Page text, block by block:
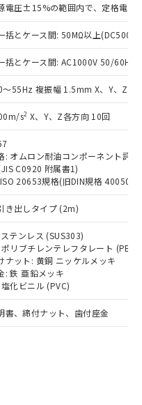
電圧±15%の範囲内で、定格電
括とケース間: 50MΩ以上(DC500V
括とケース間: AC1000V 50/60Hz
～55Hz 複振幅 1.5mm X、Y、Z各
s2 X、Y、Z各方向 10回
: オムロン耐油コンポーネント評
C0920 附属書1)
20653規格(旧DIN規格 40050
き出しタイプ (2m)
テンレス (SUS303)
リブチレンテレフタレート (PBT)
ナット: 黄銅 ニッケルメッキ
: 鉄 亜鉛メッキ
化ビニル (PVC)
書、締付ナット、歯付座金
い。
価格照会結果は、
時点での社内デー
るものであり、閲
際の在庫および標
び標準価格はお客
お客様担当のオ
・当社販売員に
店や当社販売拠
ーク
」をご確認
格結果を当社の
します。
品リスト作成サー
くには、I-Web
れている必要が
イト上で当社にご
について、当社
ます。
1000ppm以下、 カド
、ポリ臭化ビフェニル
ジフェニルエーテル類
、フタル酸ジブチル
酸ジイソブチル
び制御機器に対する
いては閾値を超える意
います。
どにより、予定
す。
ロード
販売部門へお問
：
、 Cd(カドミウ
PBBs(ポリ臭化ビフェ
、 DIBP(フタル酸ジ
タル酸ブチルベンジ
シル)) : 1000ppm
）のすべてが基
ます。
において有害物
に深刻な影響を
す。
販売部門へお問
製品のうち、外国
法に定める商品
という）を輸出
する場合は、日本
たは役務取引許
必要な手続きを
棄する場合は、完
違法に輸出されな
核兵器、ミサイ
器またはその他
製造装置等に一切
三者に販売する
よび3の内容を当
す。また当社は、
係わる関係者が違
がある場合は、取
ん。
庫あり
ないが在庫あり
在庫状況につ
のお取引先、ま
のオムロン制御
社販売員にご確
また在庫状況の
いない機種